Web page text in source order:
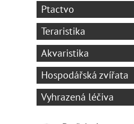
Ptactvo
Teraristika
Akvaristika
Hospodářská zvířata
Vyhrazená léčiva